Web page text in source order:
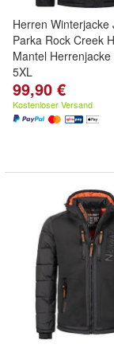
Herren Winterjacke
Parka Rock Creek
Mantel
5XL
99,90 €
Kostenloser Versand